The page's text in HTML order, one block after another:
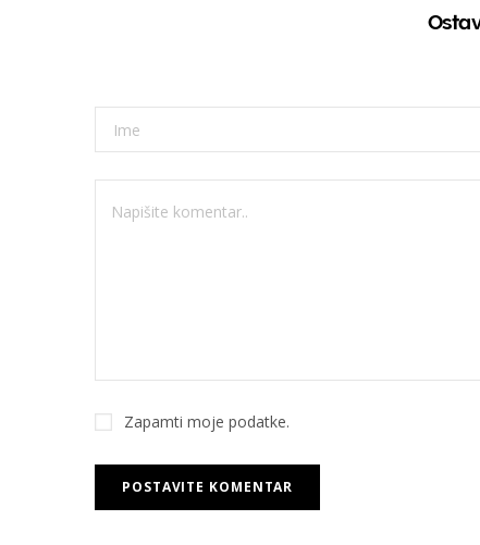
Zapamti moje podatke.